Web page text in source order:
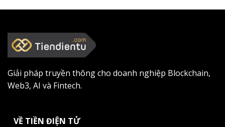
Giải pháp truyền thông cho doanh nghiệp Blockchain,
Web3, AI và Fintech.
VỀ TIỀN ĐIỆN TỬ